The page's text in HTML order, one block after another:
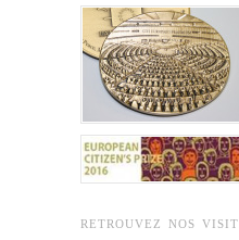
RETROUVEZ NOS